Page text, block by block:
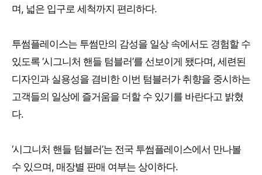
며, 넓은 입구로 세척까지 편리하다.
투썸플레이스는 투썸만의 감성을 일상 속에서도 경험할 수
있도록 ‘시그니처 핸들 텀블러’를 선보이게 됐다며, 세련된
디자인과 실용성을 겸비한 이번 텀블러가 취향을 중시하는
고객들의 일상에 즐거움을 더할 수 있기를 바란다고 밝혔
다.
‘시그니처 핸들 텀블러’는 전국 투썸플레이스에서 만나볼
수 있으며, 매장별 판매 여부는 상이하다.